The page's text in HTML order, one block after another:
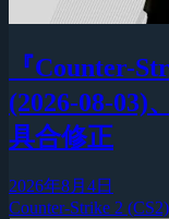
『Counter-
(2026-08-03)
具合修正
2026年8月4日
Counter-Strike 2 (CS2)